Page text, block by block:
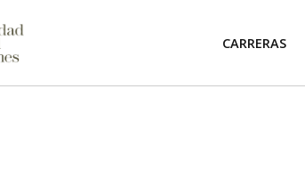
CARRERAS